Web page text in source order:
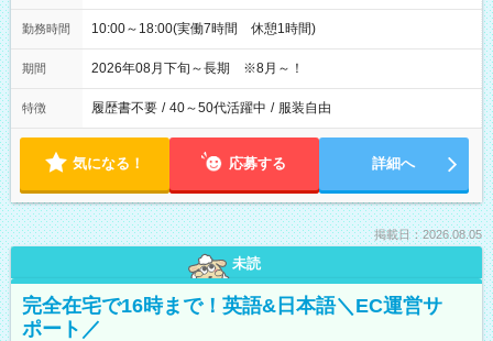
勤務時間 10:00～18:00(実働7時間 休憩1時間)
期間 2026年08月下旬～長期 ※8月～！
特徴 履歴書不要 / 40～50代活躍中 / 服装自由
気になる！ 応募する 詳細へ
掲載日：2026.08.05
未読
完全在宅で16時まで！英語&日本語＼EC運営サ
ポート／